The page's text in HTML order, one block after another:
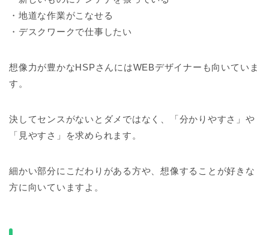
・地道な作業がこなせる
・デスクワークで仕事したい
想像力が豊かなHSPさんにはWEBデザイナーも向いていま
す。
決してセンスがないとダメではなく、「分かりやすさ」や
「見やすさ」を求められます。
細かい部分にこだわりがある方や、想像することが好きな
方に向いていますよ。